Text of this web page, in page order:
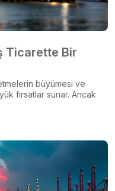
Ticarette Bir
büyümesi ve
fırsatlar sunar. Ancak